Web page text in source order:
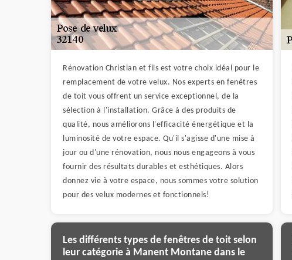
Rénovation Christian et fils est votre choix idéal pour le
remplacement de votre velux. Nos experts en fenêtres
de toit vous offrent un service exceptionnel, de la
sélection à l'installation. Grâce à des produits de
qualité, nous améliorons l'efficacité énergétique et la
luminosité de votre espace. Qu'il s'agisse d'une mise à
jour ou d'une rénovation, nous nous engageons à vous
fournir des résultats durables et esthétiques. Alors
donnez vie à votre espace, nous sommes votre solution
pour des velux modernes et fonctionnels!
Les différents types de fenêtres de toit selon
leur catégorie à Manent Montane dans le